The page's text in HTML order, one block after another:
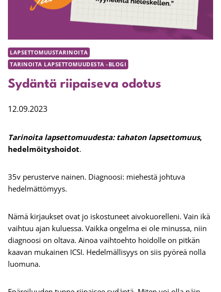
LAPSETTOMUUSTARINOITA
TARINOITA LAPSETTOMUUDESTA -BLOGI
Sydäntä riipaiseva odotus
12.09.2023
Tarinoita lapsettomuudesta: tahaton lapsettomuus,
hedelmöityshoidot.
35v perusterve nainen. Diagnoosi: miehestä johtuva
hedelmättömyys.
Nämä kirjaukset ovat jo iskostuneet aivokuorelleni. Vain ikä
vaihtuu ajan kuluessa. Vaikka ongelma ei ole minussa, niin
diagnoosi on oltava. Ainoa vaihtoehto hoidolle on pitkän
kaavan mukainen ICSI. Hedelmällisyys on siis pyöreä nolla
luomuna.